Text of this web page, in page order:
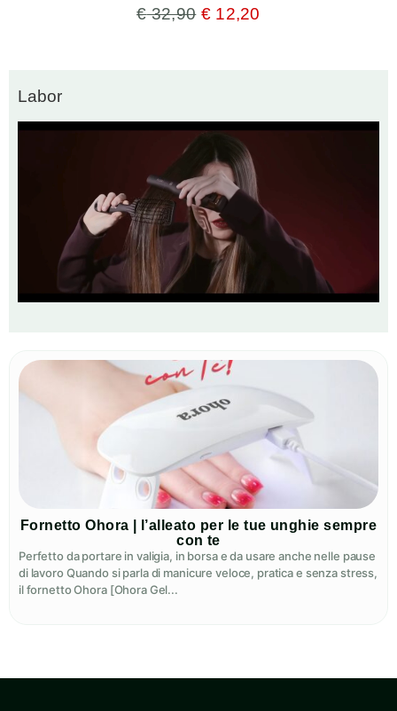
€32,90 €12,20
Labor
Fornetto Ohora | l’alleato per le tue unghie sempre
con te
Perfetto da portare in valigia, in borsa e da usare anche nelle pause
di lavoro Quando si parla di manicure veloce, pratica e senza stress,
il fornetto Ohora [Ohora Gel...